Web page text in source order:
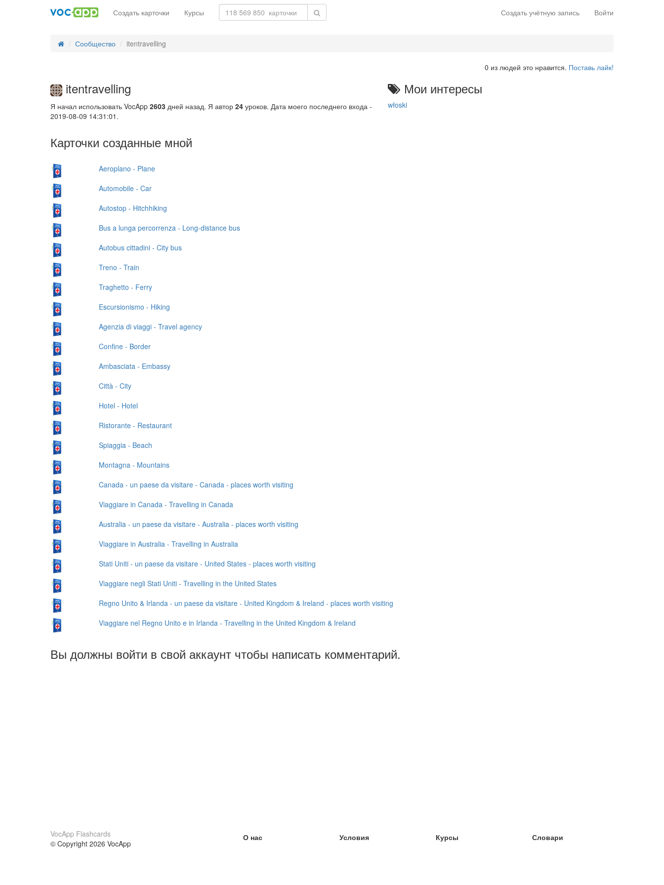
Создать учётную запись Войти
Создать карточки Курсы
Сообщество itentravelling
0 из людей это нравится. Поставь лайк!
itentravelling
Я начал использовать VocApp 2603 дней назад. Я автор 24 уроков. Дата моего последнего входа -
2019-08-09 14:31:01.
Мои интересы
włoski
Карточки созданные мной
Aeroplano - Plane
Automobile - Car
Autostop - Hitchhiking
Bus a lunga percorrenza - Long-distance bus
Autobus cittadini - City bus
Treno - Train
Traghetto - Ferry
Escursionismo - Hiking
Agenzia di viaggi - Travel agency
Confine - Border
Ambasciata - Embassy
Città - City
Hotel - Hotel
Ristorante - Restaurant
Spiaggia - Beach
Montagna - Mountains
Canada - un paese da visitare - Canada - places worth visiting
Viaggiare in Canada - Travelling in Canada
Australia - un paese da visitare - Australia - places worth visiting
Viaggiare in Australia - Travelling in Australia
Stati Uniti - un paese da visitare - United States - places worth visiting
Viaggiare negli Stati Uniti - Travelling in the United States
Regno Unito & Irlanda - un paese da visitare - United Kingdom & Ireland - places worth visiting
Viaggiare nel Regno Unito e in Irlanda - Travelling in the United Kingdom & Ireland
Вы должны войти в свой аккаунт чтобы написать комментарий.
VocApp Flashcards
© Copyright 2026 VocApp
О нас
Условия
Курсы
Словари